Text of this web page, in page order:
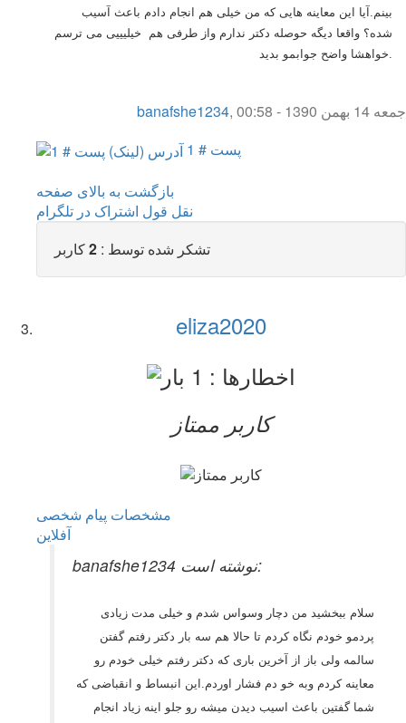
بینم.آیا این معاینه هایی که من خیلی هم انجام دادم باعث آسیب
شده؟ واقعا دیگه حوصله دکتر ندارم واز طرفی هم خیلیییی می ترسم
.خواهشا واضح جوابمو بدید
banafshe1234,
جمعه 14 بهمن 1390 - 00:58
پست # 1
بازگشت به بالای صفحه
نقل قول اشتراک در تلگرام
تشکر شده توسط : 2کاربر
eliza2020
کاربر ممتاز
مشخصات پیام شخصی
آفلاين
banafshe1234 نوشته است:
سلام ببخشید من دچار وسواس شدم و خیلی مدت زیادی
پردمو خودم نگاه کردم تا حالا هم سه بار دکتر رفتم گفتن
سالمه ولی باز از آخرین باری که دکتر رفتم خیلی خودم رو
معاینه کردم وبه خو دم فشار اوردم.این انبساط و انقباضی که
شما گفتین باعث اسیب دیدن میشه رو جلو اینه زیاد انجام